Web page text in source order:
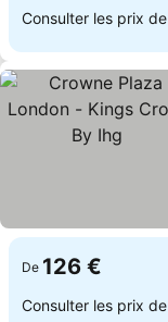
Consulter les prix de
De 126 €
Consulter les prix de